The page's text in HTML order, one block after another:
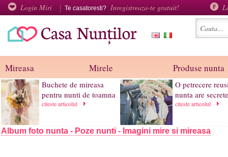
Login Miri Te casatoresti? Inregistreaza-te gratuit!
Mireasa Mirele Produse nunta
Buchete de mireasa
pentru nunti de toamna
citeste articolul
O petrecere
nunta are
citeste articolul
Album foto nunta - Poze nunti - Imagini mire si mireasa